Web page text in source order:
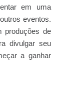
em uma
eventos.
produções de
divulgar seu
a ganhar